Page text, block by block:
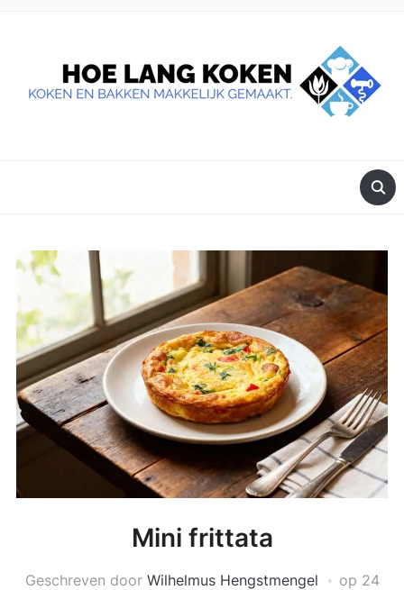
Mini frittata
Geschreven door Wilhelmus Hengstmengel op 24